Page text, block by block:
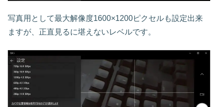
写真用として最大解像度1600×1200ピクセルも設定出来
ますが、正直見るに堪えないレベルです。